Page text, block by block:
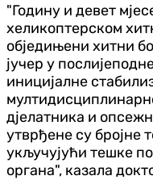
"Годину и девет
хеликоптерском
обједињени хитни
јучер у
иницијалне
дјелатника и
утврђене су бројне
укључујући тешке
органа", казала